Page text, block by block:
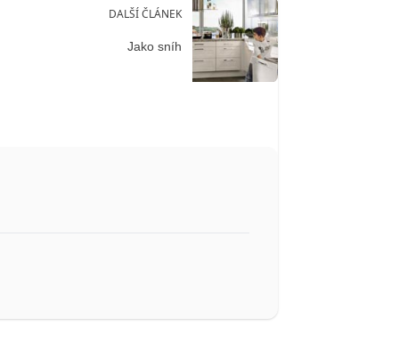
DALŠÍ ČLÁNEK
Jako sníh